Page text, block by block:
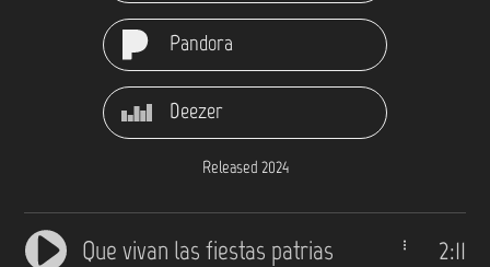
Pandora
Deezer
Released 2024
2:11
Que vivan las fiestas patrias